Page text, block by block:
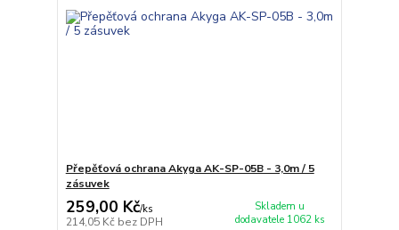
Přepěťová ochrana Akyga AK-SP-05B - 3,0m / 5
zásuvek
259,00 Kč/ks
214,05 Kč bez DPH
Skladem u
dodavatele 1062 ks